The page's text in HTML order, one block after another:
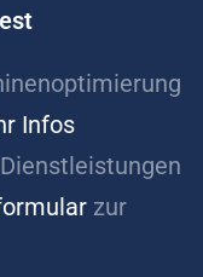
Infos
zur